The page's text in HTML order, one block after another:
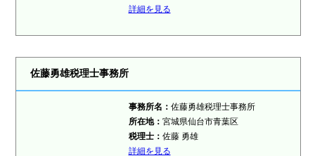
詳細を見る
佐藤勇雄税理士事務所
事務所名： 佐藤勇雄税理士事務所
所在地： 宮城県仙台市青葉区
税理士： 佐藤 勇雄
詳細を見る